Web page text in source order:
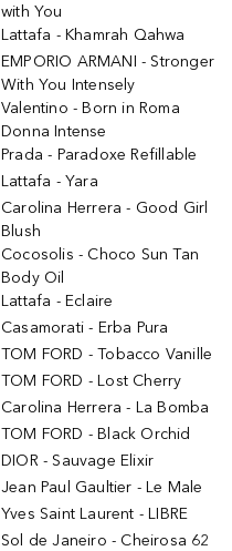
with You
Lattafa - Khamrah Qahwa
EMPORIO ARMANI - Stronger
With You Intensely
Valentino - Born in Roma
Donna Intense
Prada - Paradoxe Refillable
Lattafa - Yara
Carolina Herrera - Good Girl
Blush
Cocosolis - Choco Sun Tan
Body Oil
Lattafa - Eclaire
Casamorati - Erba Pura
TOM FORD - Tobacco Vanille
TOM FORD - Lost Cherry
Carolina Herrera - La Bomba
TOM FORD - Black Orchid
DIOR - Sauvage Elixir
Jean Paul Gaultier - Le Male
Yves Saint Laurent - LIBRE
Sol de Janeiro - Cheirosa 62